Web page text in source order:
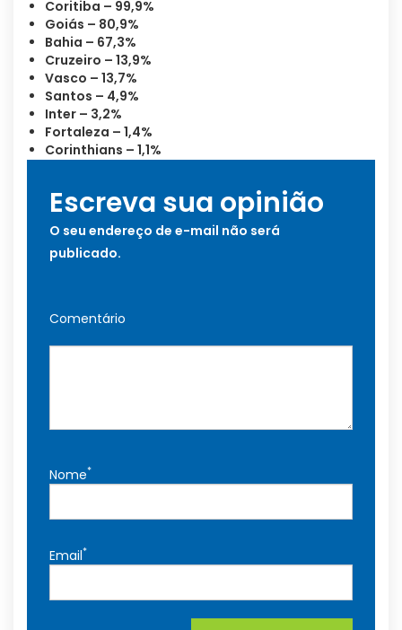
Coritiba – 99,9%
Goiás – 80,9%
Bahia – 67,3%
Cruzeiro – 13,9%
Vasco – 13,7%
Santos – 4,9%
Inter – 3,2%
Fortaleza – 1,4%
Corinthians – 1,1%
Escreva sua opinião
O seu endereço de e-mail não será
publicado.
Comentário
Nome*
Email*